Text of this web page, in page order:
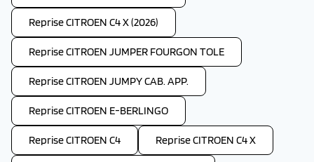
Reprise CITROEN C4 X (2026)
Reprise CITROEN JUMPER FOURGON TOLE
Reprise CITROEN JUMPY CAB. APP.
Reprise CITROEN E-BERLINGO
Reprise CITROEN C4 Reprise CITROEN C4 X